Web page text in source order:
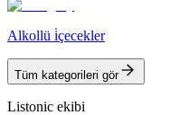
Alkollü i̇çecekler
Tüm kategorileri gör
Listonic ekibi